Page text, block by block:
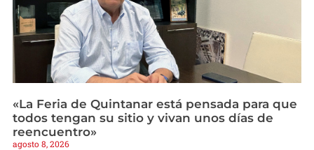
«La Feria de Quintanar está pensada para que
todos tengan su sitio y vivan unos días de
reencuentro»
agosto 8, 2026